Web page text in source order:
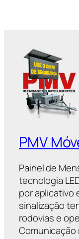
PMV
Painel de
tecnologia
por aplicativo
sinalização
rodovias e
Comunicação